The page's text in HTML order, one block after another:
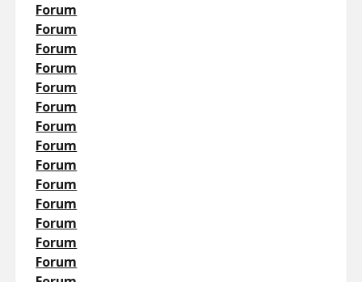
Forum
Forum
Forum
Forum
Forum
Forum
Forum
Forum
Forum
Forum
Forum
Forum
Forum
Forum